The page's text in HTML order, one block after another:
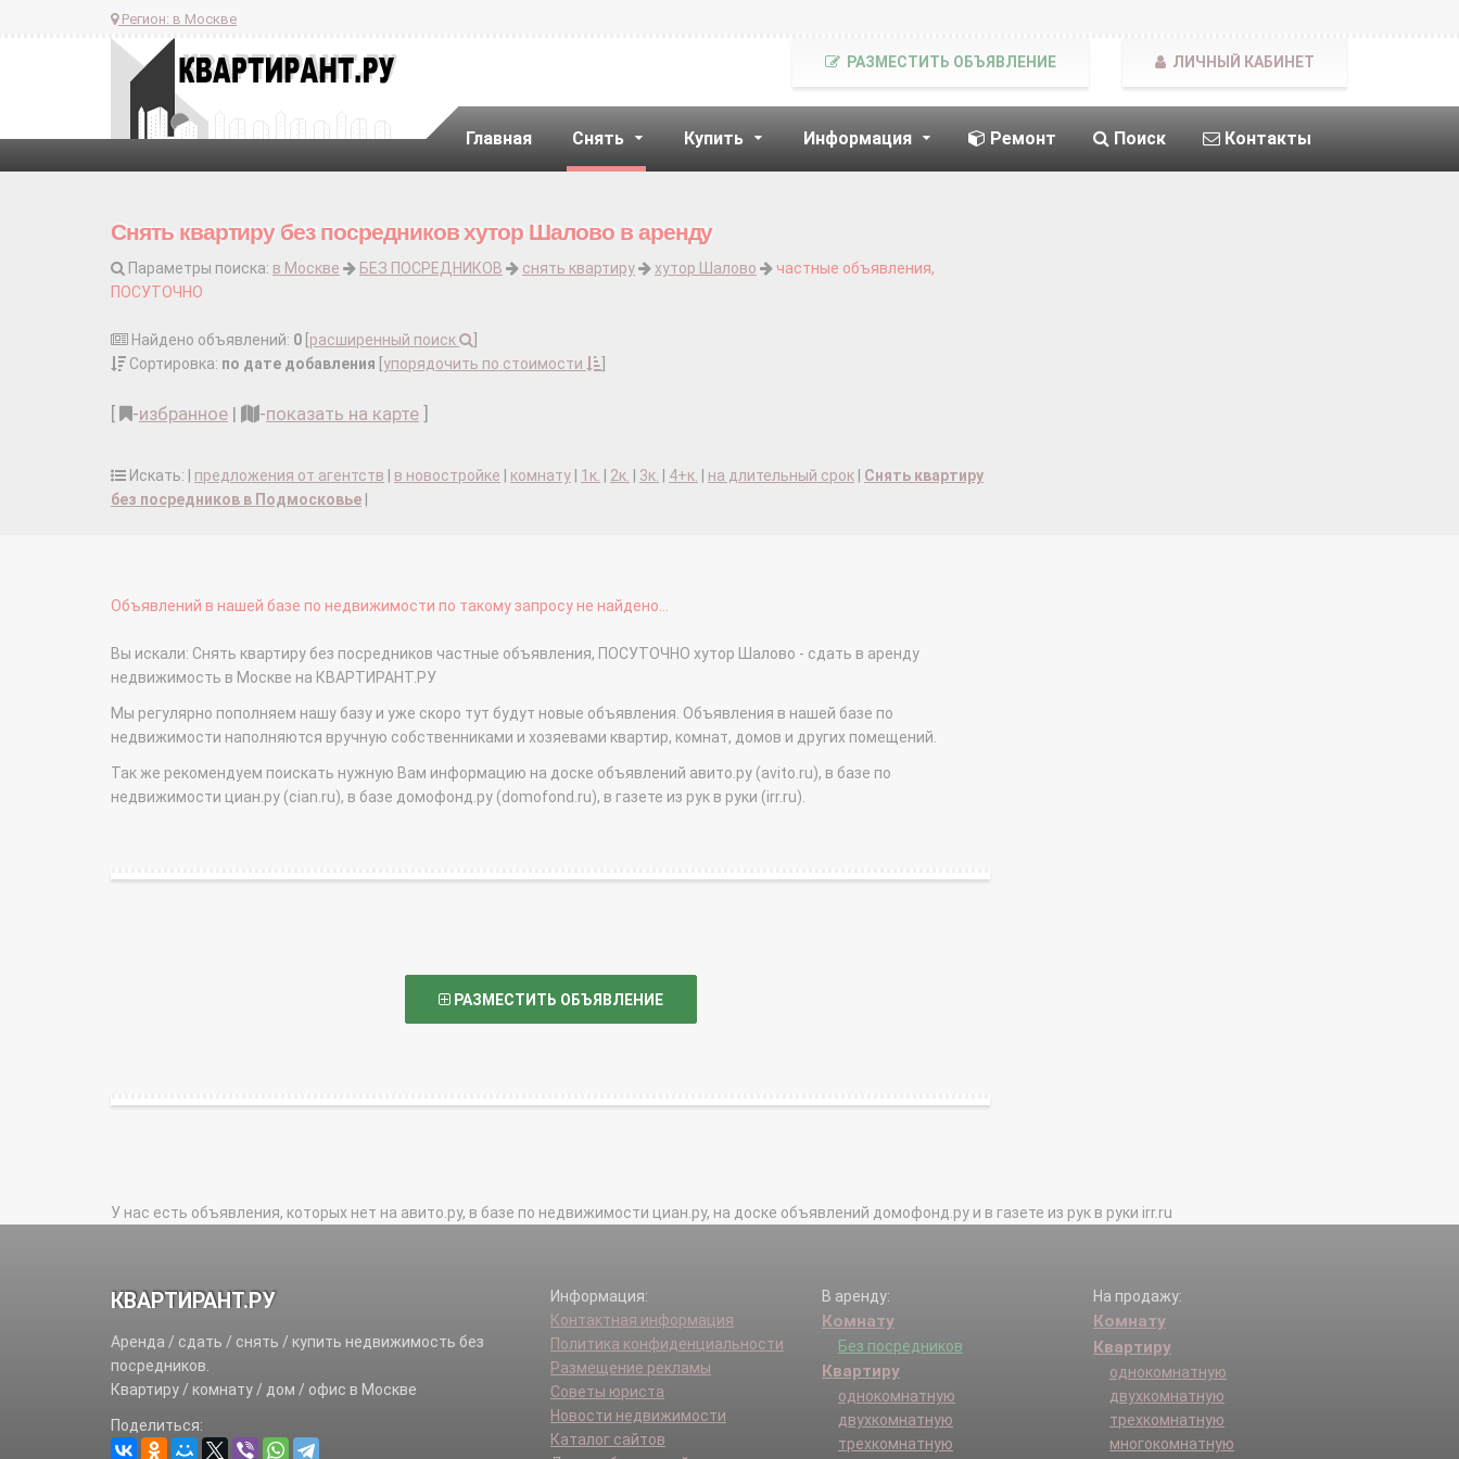
Регион: в Москве
Главная Снять Купить Информация Ремонт Поиск Контакты
РАЗМЕСТИТЬ ОБЪЯВЛЕНИЕ ЛИЧНЫЙ КАБИНЕТ
Снять квартиру без посредников хутор Шалово в аренду
Параметры поиска: в Москве БЕЗ ПОСРЕДНИКОВ снять квартиру хутор Шалово
частные объявления,
ПОСУТОЧНО
Найдено объявлений: 0 расширенный поиск
Сортировка: по дате добавления упорядочить по стоимости
-избранное | -показать на карте
Искать: | предложения от агентств в новостройке комнату 1к. 2к. 3к. 4+к. на длительный срок
Снять квартиру
без посредников в Подмосковье
Объявлений в нашей базе по недвижимости по такому запросу не найдено...
Вы искали: Снять квартиру без посредников частные объявления, ПОСУТОЧНО хутор Шалово - сдать в аренду
недвижимость в Москве на КВАРТИРАНТ.РУ
Мы регулярно пополняем нашу базу и уже скоро тут будут новые объявления. Объявления в нашей базе по
недвижимости наполняются вручную собственниками и хозяевами квартир, комнат, домов и других помещений.
Так же рекомендуем поискать нужную Вам информацию на доске объявлений авито.ру (avito.ru), в базе по
недвижимости циан.ру (cian.ru), в базе домофонд.ру (domofond.ru), в газете из рук в руки (irr.ru).
РАЗМЕСТИТЬ ОБЪЯВЛЕНИЕ
У нас есть объявления, которых нет на авито.ру, в базе по недвижимости циан.ру, на доске объявлений домофонд.ру и в газете из рук в руки irr.ru
КВАРТИРАНТ.РУ
Аренда / сдать / снять / купить недвижимость без
посредников.
Квартиру / комнату / дом / офис в Москве
Поделиться:
Информация:
Контактная информация
Политика конфиденциальности
Размещение рекламы
Советы юриста
Новости недвижимости
Каталог сайтов
В аренду:
Комнату
Без посредников
Квартиру
однокомнатную
двухкомнатную
трехкомнатную
На продажу:
Комнату
Квартиру
однокомнатную
двухкомнатную
трехкомнатную
многокомнатную